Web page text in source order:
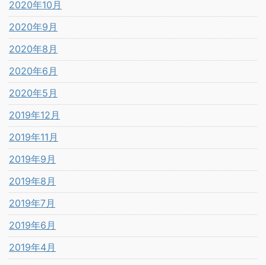
2020年10月
2020年9月
2020年8月
2020年6月
2020年5月
2019年12月
2019年11月
2019年9月
2019年8月
2019年7月
2019年6月
2019年4月